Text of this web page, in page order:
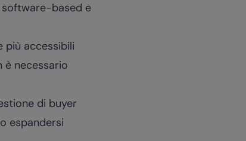
software-based e
più accessibili
necessario
di buyer
espandersi